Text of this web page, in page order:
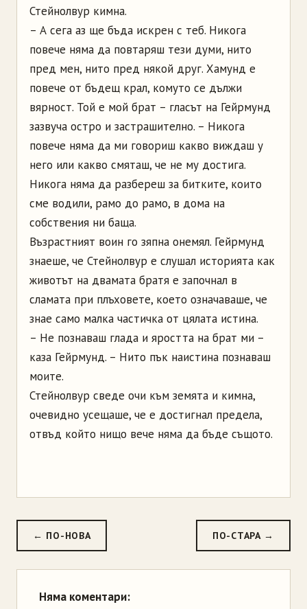
Стейнолвур кимна.
– А сега аз ще бъда искрен с теб. Никога
повече няма да повтаряш тези думи, нито
пред мен, нито пред някой друг. Хамунд е
повече от бъдещ крал, комуто се дължи
вярност. Той е мой брат – гласът на Гейрмунд
зазвуча остро и застрашително. – Никога
повече няма да ми говориш какво виждаш у
него или какво смяташ, че не му достига.
Никога няма да разбереш за битките, които
сме водили, рамо до рамо, в дома на
собствения ни баща.
Възрастният воин го зяпна онемял. Гейрмунд
знаеше, че Стейнолвур е слушал историята как
животът на двамата братя е започнал в
сламата при плъховете, което означаваше, че
знае само малка частичка от цялата истина.
– Не познаваш глада и яростта на брат ми –
каза Гейрмунд. – Нито пък наистина познаваш
моите.
Стейнолвур сведе очи към земята и кимна,
очевидно усещаше, че е достигнал предела,
отвъд който нищо вече няма да бъде същото.
← ПО-НОВА ПО-СТАРА →
Няма коментари: